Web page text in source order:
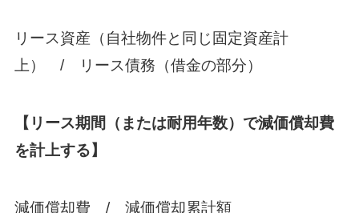
リース資産（自社物件と同じ固定資産計
上） / リース債務（借金の部分）
【リース期間（または耐用年数）で減価償却費
を計上する】
減価償却費 / 減価償却累計額